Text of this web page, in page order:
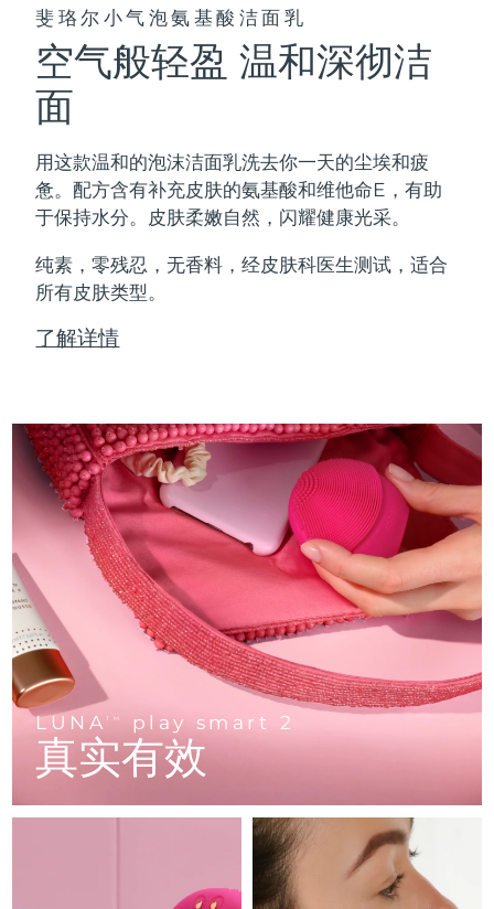
斐珞尔小气泡氨基酸洁面乳
空气般轻盈 温和深彻洁
面
用这款温和的泡沫洁面乳洗去你一天的尘埃和疲
惫。配方含有补充皮肤的氨基酸和维他命E，有助
于保持水分。皮肤柔嫩自然，闪耀健康光采。
纯素，零残忍，无香料，经皮肤科医生测试，适合
所有皮肤类型。
了解详情
LUNATM play smart 2
真实有效
LUNA™ 设备
All facial cleansing devices
UFO™ 设备
ISSA™ 设备
FAQ™ P1 Primer
Manuka honey primer
FAQ™护肤品
All FAQ™ skincare
FAQ™产品
All anti-aging treatments
FAQ™ 221
Anti-aging LED hand mask
FAQ™护肤品
All FAQ™ skincare
FAQ™产品
All LED treatments
FAQ™护肤品
FAQ™产品
All hair treatments
FAQ™ Red Light Serum
FAQ™ skincare
All FAQ™ skincare
FAQ™ products
专业治疗
PEACH™ 2 Pro Max
Professional IPL hair removal device
PEACH™ 2
Travel-friendly IPL hair removal
PEACH™ Cooling Prep Gel
Cooling IPL hair removal gel
BEAR™ 2 body
Microcurrent body toning
LUNA™ 4 body
Firming body serum
痘肌护理
ESPADA™ 2
Acne treatment device
ESPADA™ Blemish Solution
Concentrated acne gel
ESPADA™ 设备
All acne treatment devices
眼部护理
IRIS™ 2
Rejuvenating eye massager
眼部护肤
Advanced eye care treatment
眼部护理设备
All revitalizing eye massagers
KIWI™ derma
Diamond microdermabrasion .
KIWI™
Blackhead remover
KIWI™ 皮肤护理
Advanced pore care essentials
LUNA™ 4 hair
2-in-1 LED scalp massager
FLIP™ play advanced
LED light hairbrush
LUNA™ Dual-Peptide Scalp
For healthy hair
牙齿美白
NEW
issa™ Teeth Whitening Set
Dual LED + sonic device & 18% PAP gel
issa™ Teeth Whitening Gel
18% PAP
更多的
护肤品 男士
爱沙尼亚
芬兰 预计送达日期8/9/26
法属波利尼西亚 预计送达日期 8/13/26
直布罗陀
希腊
匈牙利 预计送达日期 8/9/26
冰岛 预计送达日期8/10/26
印度尼西亚 预计送达日期8/7/26
爱尔兰 预计送达日期8/9/26
马恩岛
以色列 预计送达日期8/13/26
意大利
日本 预计送达日期8/12/26
预计送达日期 8/14/26